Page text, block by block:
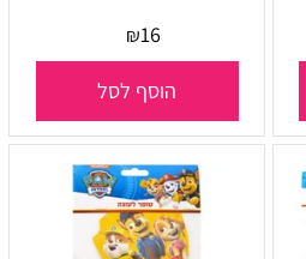
₪16
הוסף לסל